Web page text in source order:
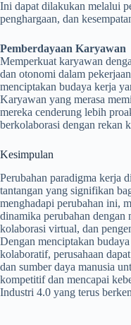
Ini dapat dilakukan melalui
penghargaan, dan
Pemberdayaan Karyawan
Memperkuat karyawan
dan otonomi dalam
menciptakan budaya kerja
Karyawan yang merasa
mereka cenderung lebih
berkolaborasi dengan rekan
Kesimpulan
Perubahan paradigma kerja
tantangan yang signifikan
menghadapi perubahan ini,
dinamika perubahan dengan
kolaborasi virtual, dan
Dengan menciptakan
kolaboratif, perusahaan
dan sumber daya manusia
kompetitif dan mencapai
Industri 4.0 yang terus